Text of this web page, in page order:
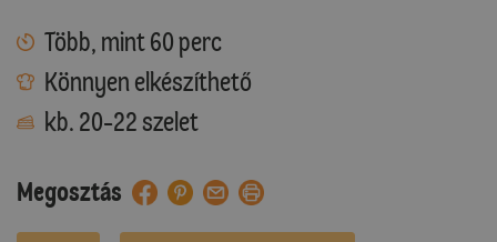
Több, mint 60 perc
Könnyen elkészíthető
kb. 20-22 szelet
Megosztás